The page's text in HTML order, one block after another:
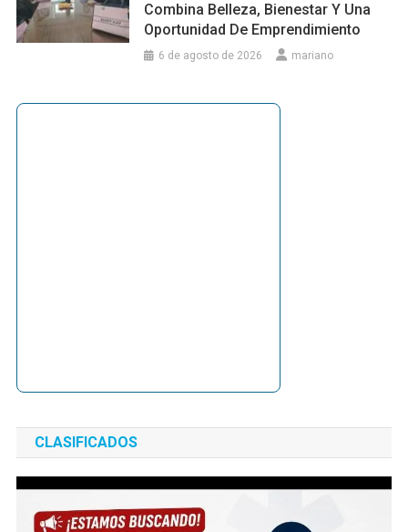
Combina Belleza, Bienestar Y Una
Oportunidad De Emprendimiento
6 de agosto de 2026 mariano
CLASIFICADOS